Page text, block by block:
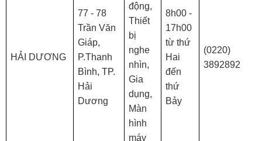
HẢI DƯƠNG
77 - 78
Trần Văn
Giáp,
P.Thanh
Bình, TP.
Hải
Dương
động,
Thiết
bị
nghe
nhìn,
Gia
dụng,
Màn
hình
máy
8h00 -
17h00
từ thứ
Hai
đến
thứ
Bảy
(0220)
3892892